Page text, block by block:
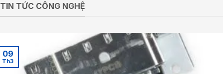
TIN TỨC CÔNG NGHỆ
09
Th3